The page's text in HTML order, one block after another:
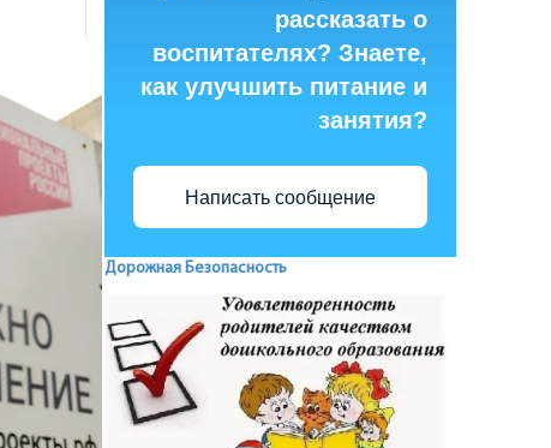
рассказать о
воспитателях? Знаете,
как улучшить питание и
занятия?
Написать сообщение
Дорожная Безопасность